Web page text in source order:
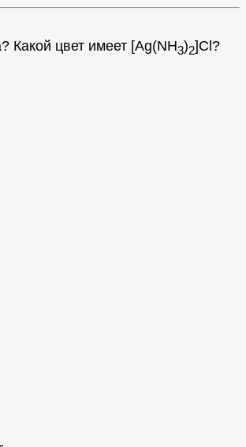
Какой цвет имеет [Ag(NH3)2]Cl?